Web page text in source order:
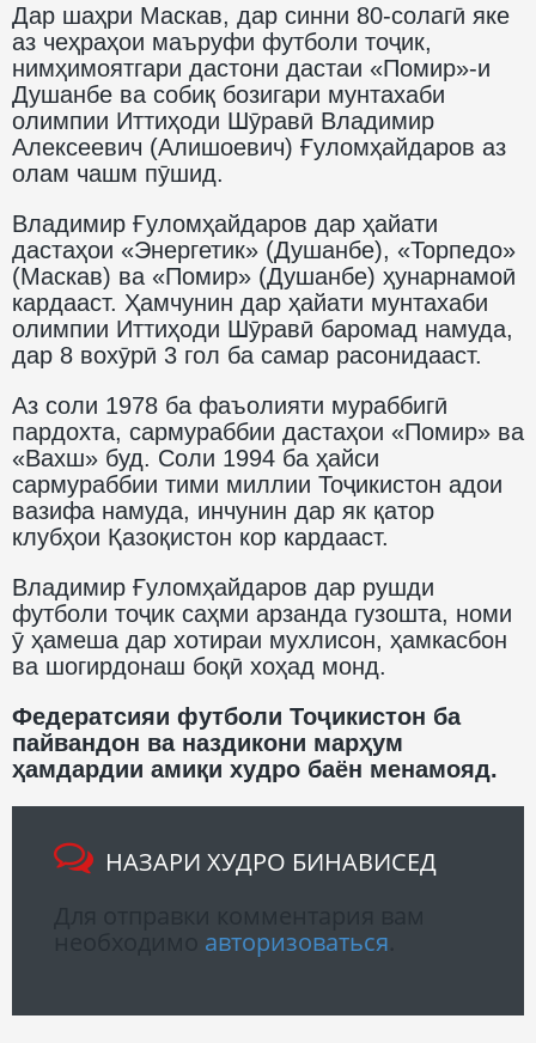
Дар шаҳри Маскав, дар синни 80-солагӣ яке
аз чеҳраҳои маъруфи футболи тоҷик,
нимҳимоятгари дастони дастаи «Помир»-и
Душанбе ва собиқ бозигари мунтахаби
олимпии Иттиҳоди Шӯравӣ Владимир
Алексеевич (Алишоевич) Ғуломҳайдаров аз
олам чашм пӯшид.
Владимир Ғуломҳайдаров дар ҳайати
дастаҳои «Энергетик» (Душанбе), «Торпедо»
(Маскав) ва «Помир» (Душанбе) ҳунарнамоӣ
кардааст. Ҳамчунин дар ҳайати мунтахаби
олимпии Иттиҳоди Шӯравӣ баромад намуда,
дар 8 вохӯрӣ 3 гол ба самар расонидааст.
Аз соли 1978 ба фаъолияти мураббигӣ
пардохта, сармураббии дастаҳои «Помир» ва
«Вахш» буд. Соли 1994 ба ҳайси
сармураббии тими миллии Тоҷикистон адои
вазифа намуда, инчунин дар як қатор
клубҳои Қазоқистон кор кардааст.
Владимир Ғуломҳайдаров дар рушди
футболи тоҷик саҳми арзанда гузошта, номи
ӯ ҳамеша дар хотираи мухлисон, ҳамкасбон
ва шогирдонаш боқӣ хоҳад монд.
Федератсияи футболи Тоҷикистон ба
пайвандон ва наздикони марҳум
ҳамдардии амиқи худро баён менамояд.
НАЗАРИ ХУДРО БИНАВИСЕД
авторизоваться